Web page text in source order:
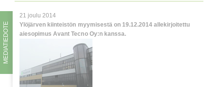
MEDIATIEDOTE
21 joulu 2014
Ylöjärven kiinteistön myymisestä on 19.12.2014 allekirjoitettu
aiesopimus Avant Tecno Oy:n kanssa.